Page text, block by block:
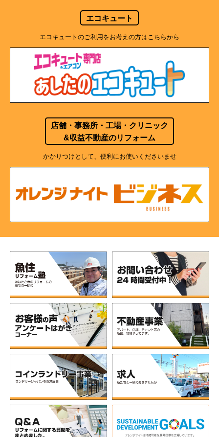
エコキュート
エコキュートのご利用をお考えの方はこちらから
店舗・事務所・工場・クリニック
&収益不動産のリフォーム
かかりつけとして、便利にお使いくださいませ